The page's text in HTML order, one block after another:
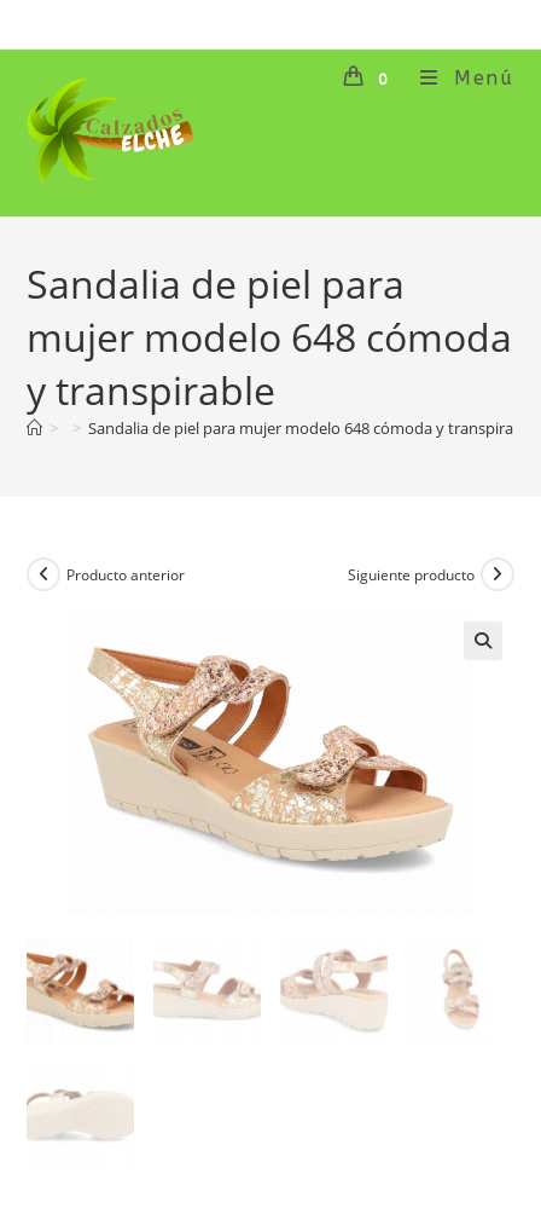
al
contenido
0 Menú
Sandalia de piel para
mujer modelo 648 cómoda
y transpirable
> > Sandalia de piel para mujer modelo 648 cómoda y transpirable
Producto anterior Siguiente producto